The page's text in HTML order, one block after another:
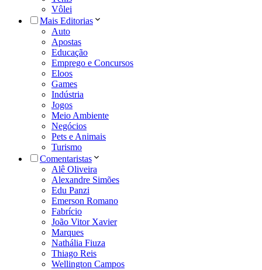
Vôlei
Mais Editorias
Auto
Apostas
Educação
Emprego e Concursos
Eloos
Games
Indústria
Jogos
Meio Ambiente
Negócios
Pets e Animais
Turismo
Comentaristas
Alê Oliveira
Alexandre Simões
Edu Panzi
Emerson Romano
Fabrício
João Vitor Xavier
Marques
Nathália Fiuza
Thiago Reis
Wellington Campos